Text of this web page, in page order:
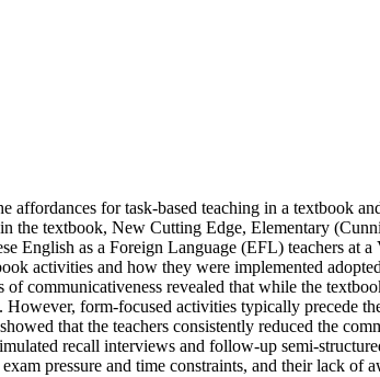
affordances for task-based teaching in a textbook
the textbook, New Cutting Edge, Elementary
English as a Foreign Language (EFL) teachers
activities and how they were implemented
communicativeness revealed that while the
However, form-focused activities typically
that the teachers consistently reduced the
recall interviews and follow-up semi-
pressure and time constraints, and their lack of